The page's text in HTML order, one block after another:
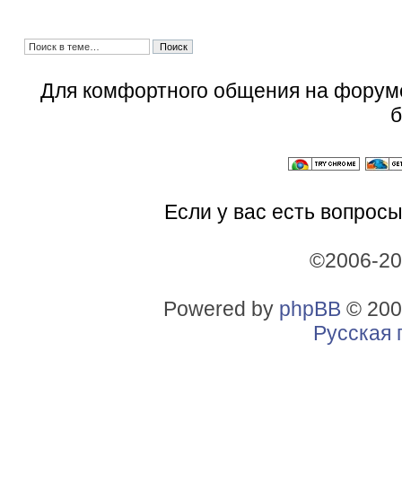
Для комфортного общения на
Если у вас есть
©2006-
Powered by phpBB ©
Русская